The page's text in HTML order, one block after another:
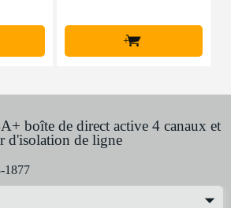
+
boîte de direct active 4 canaux et
d'isolation de ligne
1877